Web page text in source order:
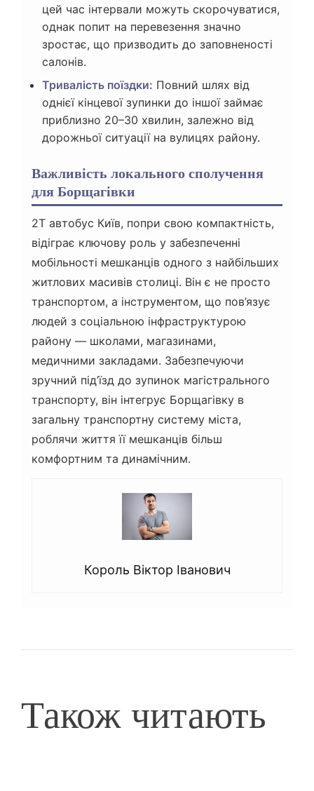
цей час інтервали можуть скорочуватися,
однак попит на перевезення значно
зростає, що призводить до заповненості
салонів.
Тривалість поїздки: Повний шлях від
однієї кінцевої зупинки до іншої займає
приблизно 20–30 хвилин, залежно від
дорожньої ситуації на вулицях району.
Важливість локального сполучення
для Борщагівки
2Т автобус Київ, попри свою компактність,
відіграє ключову роль у забезпеченні
мобільності мешканців одного з найбільших
житлових масивів столиці. Він є не просто
транспортом, а інструментом, що пов’язує
людей з соціальною інфраструктурою
району — школами, магазинами,
медичними закладами. Забезпечуючи
зручний під’їзд до зупинок магістрального
транспорту, він інтегрує Борщагівку в
загальну транспортну систему міста,
роблячи життя її мешканців більш
комфортним та динамічним.
Король Віктор Іванович
Також читають